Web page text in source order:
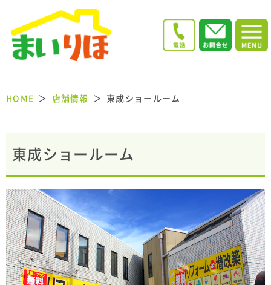
HOME 店舗情報 東成ショールーム
東成ショールーム